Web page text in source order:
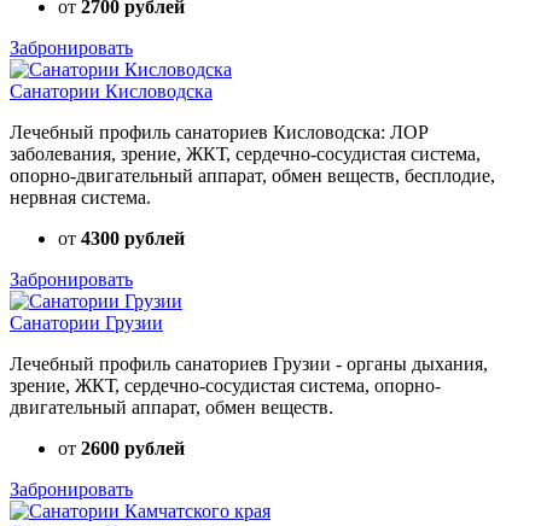
от 2700 рублей
Забронировать
Санатории Кисловодска
Лечебный профиль санаториев Кисловодска: ЛОР
заболевания, зрение, ЖКТ, сердечно-сосудистая система,
опорно-двигательный аппарат, обмен веществ, бесплодие,
нервная система.
от 4300 рублей
Забронировать
Санатории Грузии
Лечебный профиль санаториев Грузии - органы дыхания,
зрение, ЖКТ, сердечно-сосудистая система, опорно-
двигательный аппарат, обмен веществ.
от 2600 рублей
Забронировать